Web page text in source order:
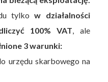
tylko w działalności
100% VAT , ale
3 warunki:
urzędu skarbowego na